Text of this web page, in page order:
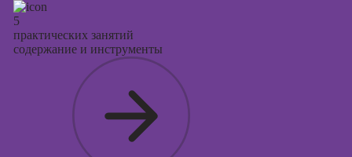
5
практических занятий
содержание и инструменты